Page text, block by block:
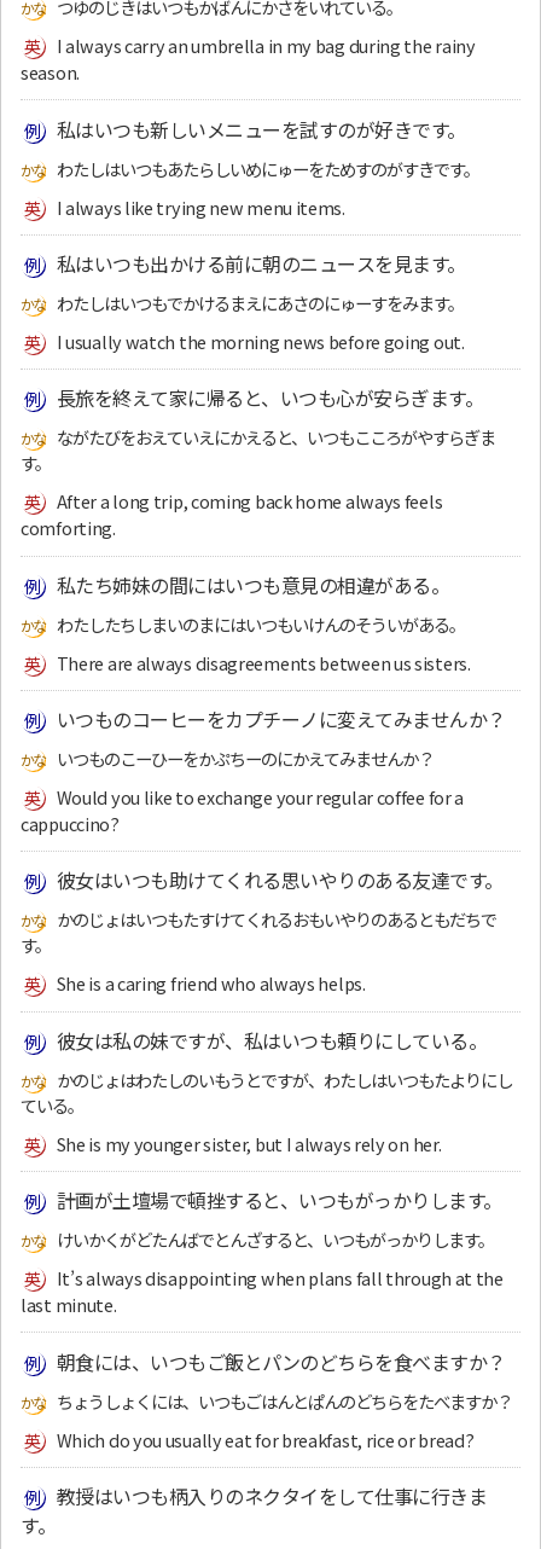
つゆのじきはいつもかばんにかさをいれている。
I always carry an umbrella in my bag during the rainy
season.
私はいつも新しいメニューを試すのが好きです。
わたしはいつもあたらしいめにゅーをためすのがすきです。
I always like trying new menu items.
私はいつも出かける前に朝のニュースを見ます。
わたしはいつもでかけるまえにあさのにゅーすをみます。
I usually watch the morning news before going out.
長旅を終えて家に帰ると、いつも心が安らぎます。
ながたびをおえていえにかえると、いつもこころがやすらぎま
す。
After a long trip, coming back home always feels
comforting.
私たち姉妹の間にはいつも意見の相違がある。
わたしたちしまいのまにはいつもいけんのそういがある。
There are always disagreements between us sisters.
いつものコーヒーをカプチーノに変えてみませんか？
いつものこーひーをかぷちーのにかえてみませんか？
Would you like to exchange your regular coffee for a
cappuccino?
彼女はいつも助けてくれる思いやりのある友達です。
かのじょはいつもたすけてくれるおもいやりのあるともだちで
す。
She is a caring friend who always helps.
彼女は私の妹ですが、私はいつも頼りにしている。
かのじょはわたしのいもうとですが、わたしはいつもたよりにし
ている。
She is my younger sister, but I always rely on her.
計画が土壇場で頓挫すると、いつもがっかりします。
けいかくがどたんばでとんざすると、いつもがっかりします。
It’s always disappointing when plans fall through at the
last minute.
朝食には、いつもご飯とパンのどちらを食べますか？
ちょうしょくには、いつもごはんとぱんのどちらをたべますか？
Which do you usually eat for breakfast, rice or bread?
教授はいつも柄入りのネクタイをして仕事に行きま
す。